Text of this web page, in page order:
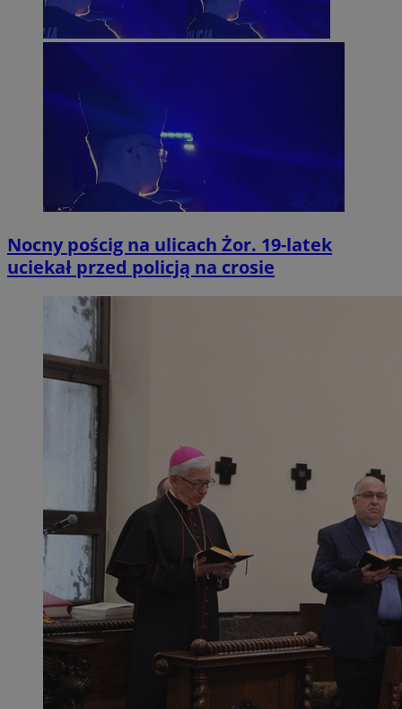
Nocny pościg na ulicach Żor. 19-latek
uciekał przed policją na crosie